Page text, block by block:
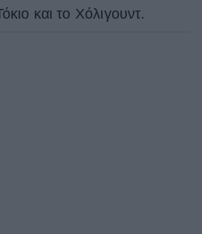
και το Χόλιγουντ.